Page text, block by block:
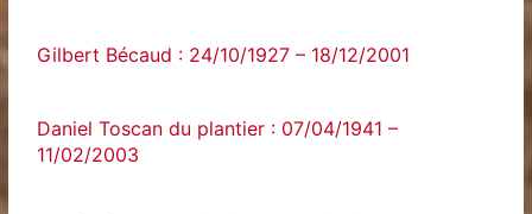
Gilbert Bécaud : 24/10/1927 – 18/12/2001
Daniel Toscan du plantier : 07/04/1941 –
11/02/2003